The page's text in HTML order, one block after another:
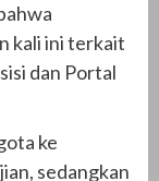
kali ini terkait
dan Portal
ke
sedangkan